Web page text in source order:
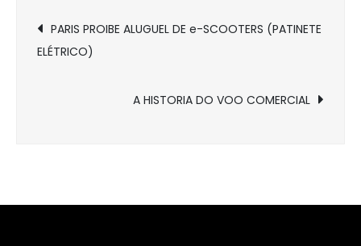
Navegação
de
PARIS PROIBE ALUGUEL DE e-SCOOTERS (PATINETE
ELÉTRICO)
A HISTORIA DO VOO COMERCIAL